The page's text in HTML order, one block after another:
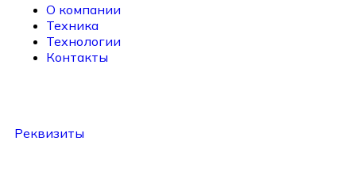
О компании
Техника
Технологии
Контакты
Реквизиты